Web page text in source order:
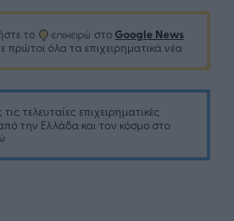
το στο Google News
πρώτοι όλα τα επιχειρηματικά νέα
τις τελευταίες επιχειρηματικές
την Ελλάδα και τον κόσμο στο